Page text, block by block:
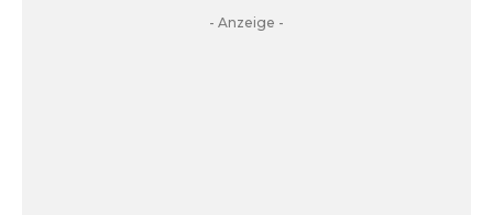
- Anzeige -